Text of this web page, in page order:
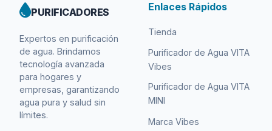
PURIFICADORES
Expertos en purificación
de agua. Brindamos
tecnología avanzada
para hogares y
empresas, garantizando
agua pura y salud sin
límites.
Enlaces Rápidos
Tienda
Purificador de Agua VITA
Vibes
Purificador de Agua VITA
MINI
Marca Vibes